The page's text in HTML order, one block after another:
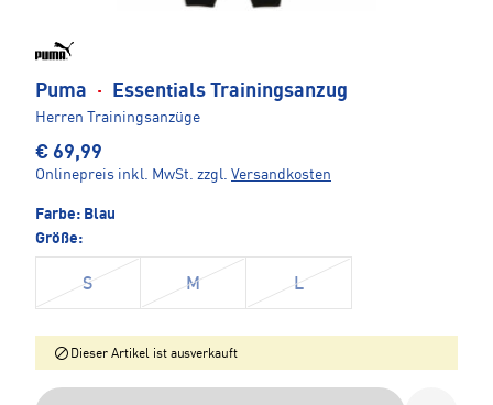
Puma · Essentials Trainingsanzug
Herren Trainingsanzüge
€ 69,99
Onlinepreis inkl. MwSt. zzgl. Versandkosten
Farbe: Blau
Größe:
S M L
Dieser Artikel ist ausverkauft